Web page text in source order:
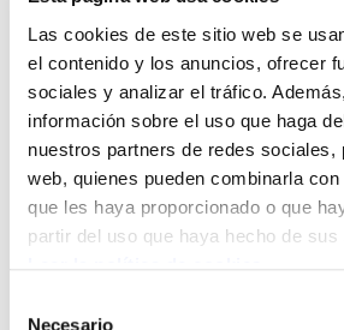
Las cookies de este sitio web se
el contenido y los anuncios, ofrecer
sociales y analizar el tráfico.
información sobre el uso que haga
nuestros partners de redes sociales,
web, quienes pueden combinarla
que les haya proporcionado o que
partir del uso que haya hecho de
Necesario
Celia Heras Forges Ama de
dificultades existentes para
profesional, se han visto
devolvernos al ámbito privado
de las personas. Un trabajo que
hacia las mujeres porque parece ser
esa “gracia”. Esto me recuerda un
años 70 de una mujer renovando su
enfermera, peluquera,